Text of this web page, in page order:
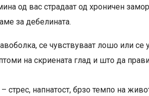
од вас страдаат од хроничен
за дебелината.
се чувствуваат лошо или
на скриената глад и што да
стрес, напнатост, брзо темпо на